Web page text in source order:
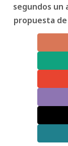
segundos un
propuesta